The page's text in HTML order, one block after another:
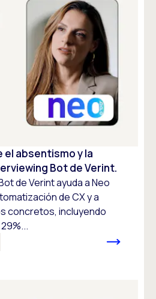
el absentismo y la
Bot de Verint.
de Verint ayuda a Neo
de CX y a
concretos, incluyendo